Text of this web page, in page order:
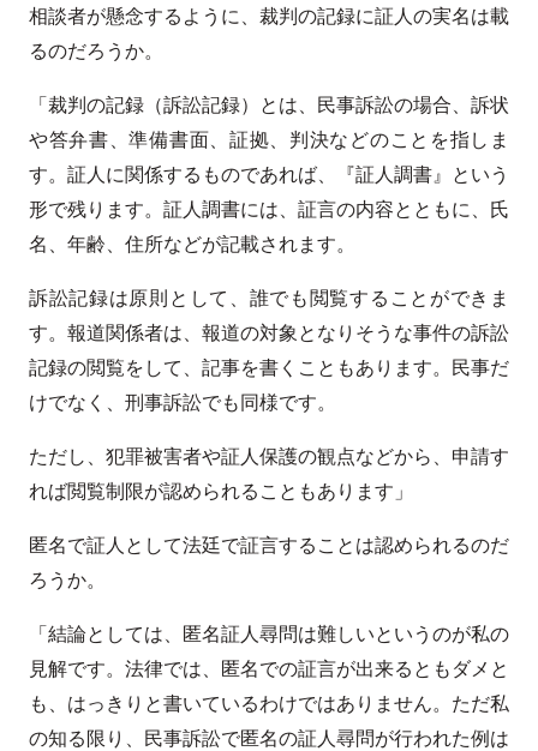
相談者が懸念するように、裁判の記録に証人の実名は載
るのだろうか。
「裁判の記録（訴訟記録）とは、民事訴訟の場合、訴状
や答弁書、準備書面、証拠、判決などのことを指しま
す。証人に関係するものであれば、『証人調書』という
形で残ります。証人調書には、証言の内容とともに、氏
名、年齢、住所などが記載されます。
訴訟記録は原則として、誰でも閲覧することができま
す。報道関係者は、報道の対象となりそうな事件の訴訟
記録の閲覧をして、記事を書くこともあります。民事だ
けでなく、刑事訴訟でも同様です。
ただし、犯罪被害者や証人保護の観点などから、申請す
れば閲覧制限が認められることもあります」
匿名で証人として法廷で証言することは認められるのだ
ろうか。
「結論としては、匿名証人尋問は難しいというのが私の
見解です。法律では、匿名での証言が出来るともダメと
も、はっきりと書いているわけではありません。ただ私
の知る限り、民事訴訟で匿名の証人尋問が行われた例は